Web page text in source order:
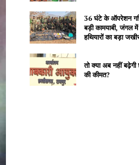
36 घंटे के ऑपरेशन
बड़ी कामयाबी, जंगल
हथियारों का बड़ा
तो क्या अब नहीं बढ़ेगी
की कीमत?